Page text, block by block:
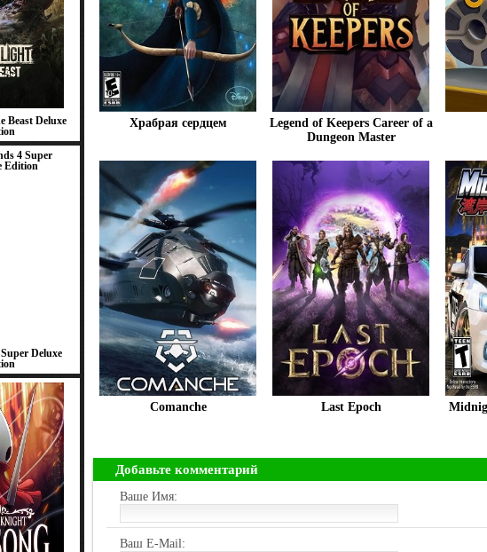
Beast Deluxe
Deluxe
Храбрая сердцем
Legend of Keepers Career of a
Dungeon Master
Comanche Last Epoch
Добавьте комментарий
Ваше Имя:
Ваш E-Mail: